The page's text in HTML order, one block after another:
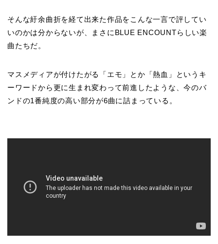
そんな紆余曲折を経て出来た作品をこんな一言で評してい
いのかは分からないが、まさにBLUE ENCOUNTらしい楽
曲たちだ。
マスメディアが付けたがる「エモ」とか「熱血」というキ
ーワードから更に生まれ変わって前進したような、今のバ
ンドの1番純度の高い部分が6曲に詰まっている。